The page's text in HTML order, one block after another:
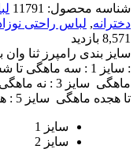
شناسه محصول: 11791
دخترانه, لباس راحتی
8,571 بازدید
سایز بندی رامپرز ثنا
تا هجده ماهگی سایز 5 : هجده ماهگی تا بیست و چهار ماهگی
سایز 1
سایز 2